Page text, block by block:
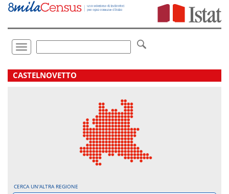
Vai
direttamente
Toggle
navigation
.
CASTELNOVETTO
CERCA UN'ALTRA REGIONE